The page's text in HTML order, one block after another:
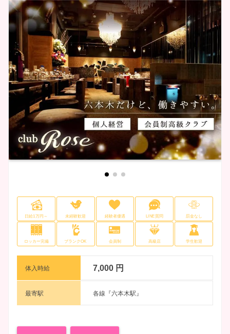
日給1万円～ 未経験歓迎 経験者優遇 LINE質問 罰金なし
ロッカー完備 ブランクOK 会員制 高級店 学生歓迎
体入時給 7,000 円
最寄駅 各線『六本木駅』